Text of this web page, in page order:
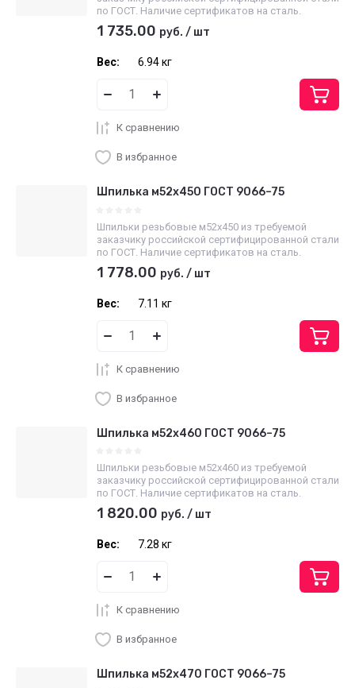
по ГОСТ. Наличие сертификатов на сталь.
1 735.00 руб. / шт
Вес: 6.94 кг
К сравнению
В избранное
Шпилька м52х450 ГОСТ 9066–75
Шпильки резьбовые м52х450 из требуемой
заказчику российской сертифицированной стали
по ГОСТ. Наличие сертификатов на сталь.
1 778.00 руб. / шт
Вес: 7.11 кг
К сравнению
В избранное
Шпилька м52х460 ГОСТ 9066–75
Шпильки резьбовые м52х460 из требуемой
заказчику российской сертифицированной стали
по ГОСТ. Наличие сертификатов на сталь.
1 820.00 руб. / шт
Вес: 7.28 кг
К сравнению
В избранное
Шпилька м52х470 ГОСТ 9066–75